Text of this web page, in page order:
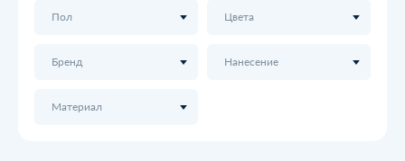
Пол Цвета
Бренд Нанесение
Материал